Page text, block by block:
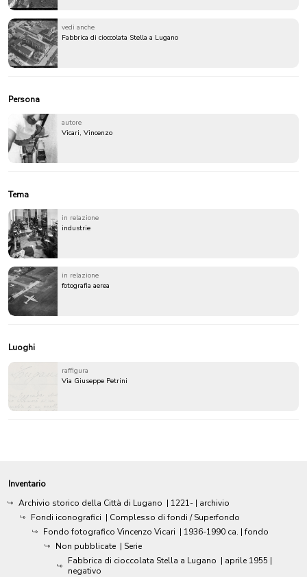
vedi anche
Fabbrica di cioccolata Stella a Lugano
Persona
autore
Vicari, Vincenzo
Tema
in relazione
industrie
in relazione
fotografia aerea
Luoghi
raffigura
Via Giuseppe Petrini
Inventario
Archivio storico della Città di Lugano | 1221- | archivio
Fondi iconografici | Complesso di fondi / Superfondo
Fondo fotografico Vincenzo Vicari | 1936-1990 ca. | fondo
Non pubblicate | Serie
Fabbrica di cioccolata Stella a Lugano | aprile 1955 |
negativo